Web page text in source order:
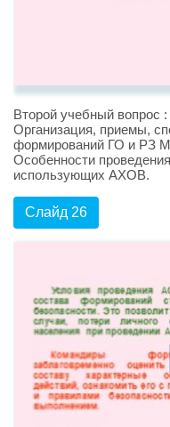
Второй учебный вопрос :
Организация, приемы,
формирований ГО и РЗ
Особенности
использующих АХОВ.
Слайд 26